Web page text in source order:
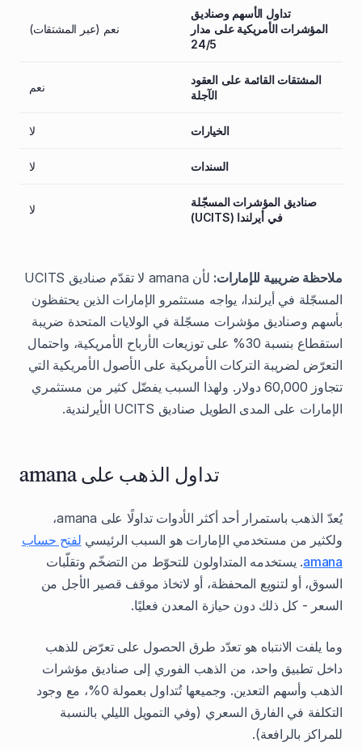
تداول الأسهم وصناديق
المؤشرات الأمريكية على مدار
24/5
نعم (عبر المشتقات)
المشتقات القائمة على العقود
الآجلة
نعم
الخيارات لا
السندات لا
صناديق المؤشرات المسجّلة
في أيرلندا (UCITS)
لا
ملاحظة ضريبية للإمارات:
لأن amana لا تقدّم صناديق UCITS
المسجّلة في أيرلندا، يواجه مستثمرو الإمارات الذين يحتفظون
بأسهم وصناديق مؤشرات مسجّلة في الولايات المتحدة ضريبة
استقطاع بنسبة 30% على توزيعات الأرباح الأمريكية، واحتمال
التعرّض لضريبة التركات الأمريكية على الأصول الأمريكية التي
تتجاوز 60,000 دولار. ولهذا السبب يفضّل كثير من مستثمري
الإمارات على المدى الطويل صناديق UCITS الأيرلندية.
تداول الذهب على amana
يُعدّ الذهب باستمرار أحد أكثر الأدوات تداولًا على amana،
ولكثير من مستخدمي الإمارات هو السبب الرئيسي لفتح حساب
amana. يستخدمه المتداولون للتحوّط من التضخّم وتقلّبات
السوق، أو لتنويع المحفظة، أو لاتخاذ موقف قصير الأجل من
السعر - كل ذلك دون حيازة المعدن فعليًا.
وما يلفت الانتباه هو تعدّد طرق الحصول على تعرّض للذهب
داخل تطبيق واحد، من الذهب الفوري إلى صناديق مؤشرات
الذهب وأسهم التعدين. وجميعها تُتداول بعمولة 0%، مع وجود
التكلفة في الفارق السعري (وفي التمويل الليلي بالنسبة
للمراكز بالرافعة).